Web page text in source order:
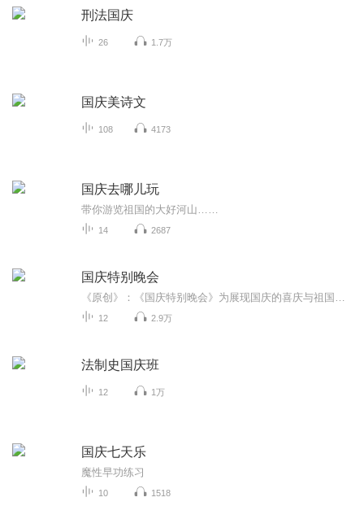
刑法国庆
26 1.7万
国庆美诗文
108 4173
国庆去哪儿玩
带你游览祖国的大好河山……
14 2687
国庆特别晚会
12 2.9万
法制史国庆班
12 1万
国庆七天乐
魔性早功练习
10 1518